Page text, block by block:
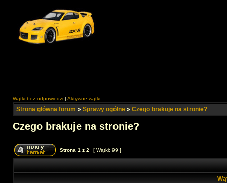
Wątki bez odpowiedzi | Aktywne wątki
Strona główna forum » Sprawy ogólne » Czego brakuje na stronie?
Czego brakuje na stronie?
Strona 1 z 2 [ Wątki: 99 ]